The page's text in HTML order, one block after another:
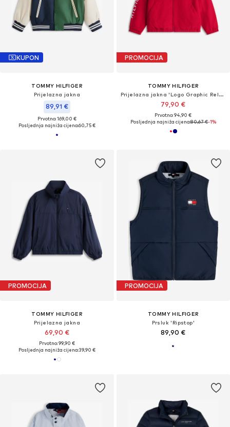
KUPON
TOMMY HILFIGER
Prijelazna jakna
89,91 €
Prvotno: 169,00 €
Posljednja najniža cijena:60,75 €
PROMOCIJA
TOMMY HILFIGER
Prijelazna jakna 'Logo Graphic Relaxed'
79,90 €
Prvotno: 94,90 €
Posljednja najniža cijena:80,67 €-1%
PROMOCIJA
TOMMY HILFIGER
Prijelazna jakna
69,90 €
Prvotno: 99,90 €
Posljednja najniža cijena:39,90 €
PROMOCIJA
TOMMY HILFIGER
Prsluk 'Ripstop'
89,90 €